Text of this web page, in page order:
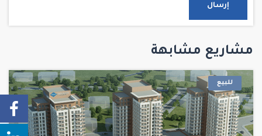
إرسال
مشاريع مشابهة
للبيع